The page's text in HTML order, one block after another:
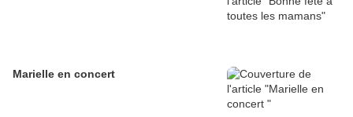
Marielle en concert